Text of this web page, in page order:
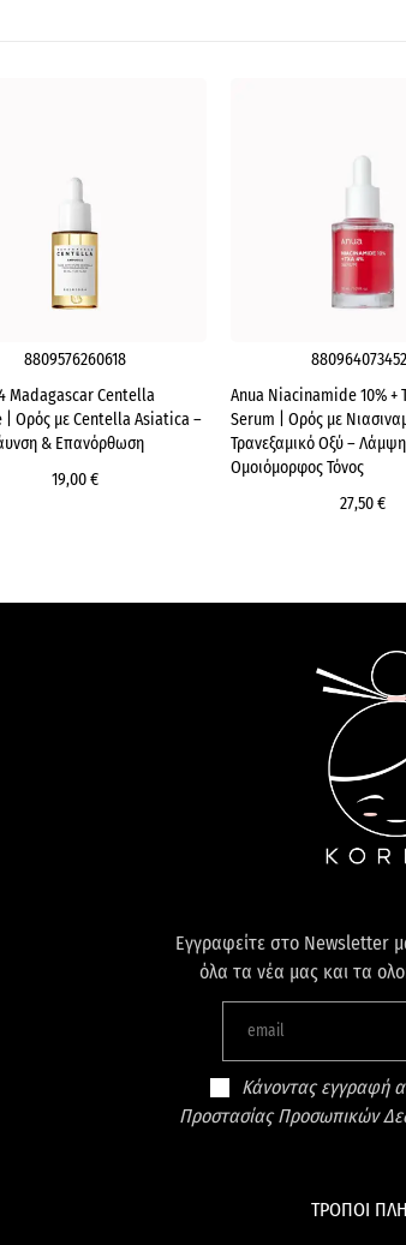
8809576260618
Madagascar Centella
| Ορός με Centella Asiatica –
& Επανόρθωση
19,00 €
Anua Niacinamide 10% +
Serum | Ορός με
Τρανεξαμικό Οξύ –
Ομοιόμορφος Τόνος
27,50 €
Εγγραφείτε στο Newsletter
όλα τα νέα μας και τα
Κάνοντας εγγραφή
Προστασίας Προσωπικών
ΤΡΟΠΟΙ